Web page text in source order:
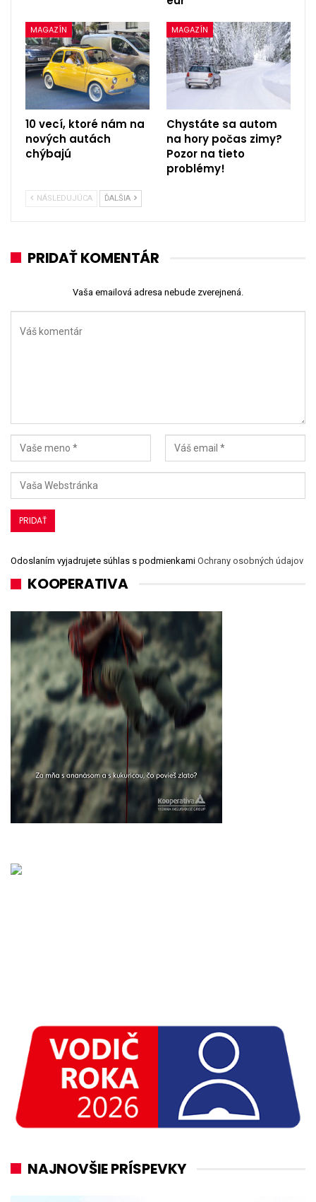
MAGAZÍN
10 vecí, ktoré nám na
nových autách
chýbajú
MAGAZÍN
Chystáte sa autom
na hory počas zimy?
Pozor na tieto
problémy!
NÁSLEDUJÚCA ĎALŠIA
PRIDAŤ KOMENTÁR
Vaša emailová adresa nebude zverejnená.
Odoslaním vyjadrujete súhlas s podmienkami Ochrany osobných údajov
KOOPERATIVA
NAJNOVŠIE PRÍSPEVKY